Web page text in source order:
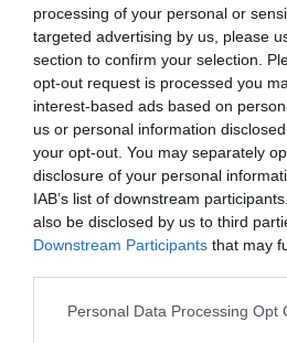
processing of your personal or
targeted advertising by us, please
section to confirm your selection.
opt-out request is processed you
interest-based ads based on
us or personal information
your opt-out. You may separately
disclosure of your personal
IAB’s list of downstream
also be disclosed by us to third
Downstream Participants that may
Personal Data Processing Opt
Tomatmarmelad
Tomatmarmelad med röda
gott. Bara att hacka tomater
syltsocker...